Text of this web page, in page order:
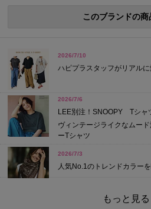
このブランドの
2026/7/10
ハピプラスタッフがリアル
2026/7/6
LEE別注！SNOOPY Tシャ
ヴィンテージライクなムー
ーTシャツ
2026/7/3
人気No.1のトレンドカラー
もっと見る